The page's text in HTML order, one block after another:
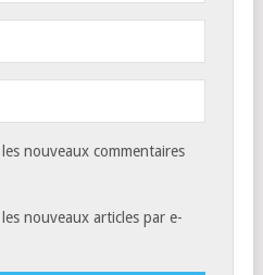
nouveaux commentaires
nouveaux articles par e-